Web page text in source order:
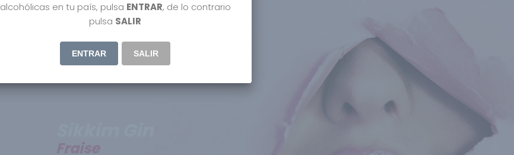
Fraise
alcohólicas en tu país, pulsa ENTRAR, de lo contrario
pulsa SALIR
ENTRAR SALIR